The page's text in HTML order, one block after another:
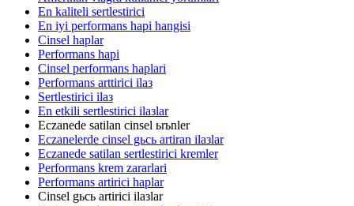
En kaliteli sertlestirici
En iyi performans hapi hangisi
Cinsel haplar
Performans hapi
Cinsel performans haplari
Performans arttirici ilaз
Sertlestirici ilaз
En etkili sertlestirici ilaзlar
Eczanede satilan cinsel ьrьnler
Eczanelerde cinsel gьcь artiran ilaзlar
Eczanede satilan sertlestirici kremler
Performans krem zararlari
Performans artirici haplar
Cinsel gьcь artirici ilaзlar